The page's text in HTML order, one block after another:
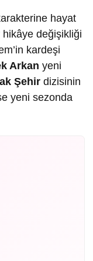
hayat
değişikliği
kardeşi
Arkan yeni
Şehir dizisinin
yeni sezonda